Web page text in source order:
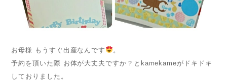
お母様 もうすぐ出産なんです
。
予約を頂いた際 お体が大丈夫ですか？とkamekameがドキドキ
しておりました。